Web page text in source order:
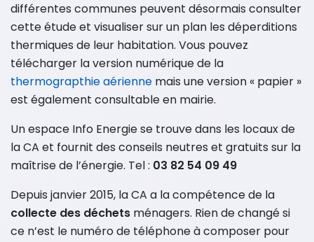
différentes communes peuvent désormais consulter
cette étude et visualiser sur un plan les déperditions
thermiques de leur habitation. Vous pouvez
télécharger la version numérique de la
thermograpthie aérienne mais une version « papier »
est également consultable en mairie.
Un espace Info Energie se trouve dans les locaux de
la CA et fournit des conseils neutres et gratuits sur la
maîtrise de l’énergie. Tel : 03 82 54 09 49
Depuis janvier 2015, la CA a la compétence de la
collecte des déchets ménagers. Rien de changé si
ce n’est le numéro de téléphone à composer pour